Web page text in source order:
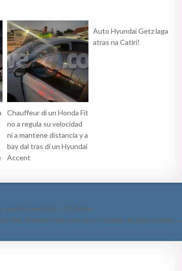
Chauffeur di un Honda Fit
no a regula su velocidad
ni a mantene distancia y a
bay dal tras di un Hyundai
Accent
Auto Hyundai Getz laga
atras na Catiri!
grandi namundo, ITB Berlin.
Plat, bomberonan man yen cu trabao di paga candela →